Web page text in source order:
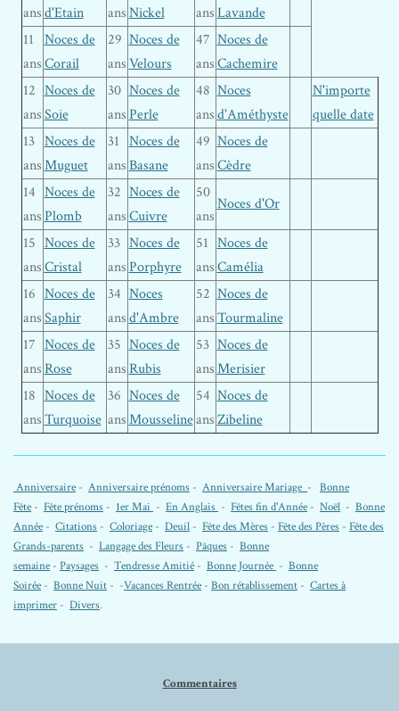
ansd'Etain
ansNickel
ansLavande
11
ans
Noces de
Corail
29
ans
Noces de
Velours
47
ans
Noces de
Cachemire
12
ans
Noces de
Soie
30
ans
Noces de
Perle
48
ans
Noces
d'Améthyste
N'importe
quelle date
13
ans
Noces de
Muguet
31
ans
Noces de
Basane
49
ans
Noces de
Cèdre
14
ans
Noces de
Plomb
32
ans
Noces de
Cuivre
50
ans
Noces d'Or
15
ans
Noces de
Cristal
33
ans
Noces de
Porphyre
51
ans
Noces de
Camélia
16
ans
Noces de
Saphir
34
ans
Noces
d'Ambre
52
ans
Noces de
Tourmaline
17
ans
Noces de
Rose
35
ans
Noces de
Rubis
53
ans
Noces de
Merisier
18
ans
Noces de
Turquoise
36
ans
Noces de
Mousseline
54
ans
Noces de
Zibeline
Anniversaire - Anniversaire prénoms - Anniversaire Mariage - Bonne
Fête - Fête prénoms - 1er Mai - En Anglais - Fêtes fin d'Année - Noël - Bonne
Année - Citations - Coloriage - Deuil - Fête des Mères - Fête des Pères - Fête des
Grands-parents - Langage des Fleurs - Pâques - Bonne
semaine - Paysages - Tendresse Amitié - Bonne Journée - Bonne
Soirée - Bonne Nuit - -Vacances Rentrée - Bon rétablissement - Cartes à
imprimer - Divers.
Commentaires